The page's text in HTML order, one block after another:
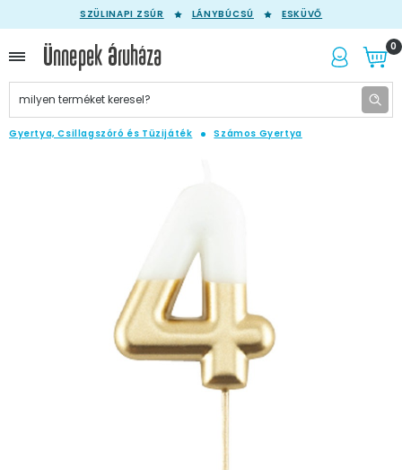
SZÜLINAPI ZSÚR LÁNYBÚCSÚ ESKÜVŐ
0
Gyertya, Csillagszóró és Tüzijáték Számos Gyertya